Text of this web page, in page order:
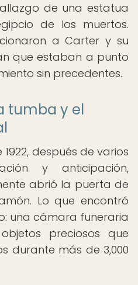
de una estatua
de los muertos.
a Carter y su
que estaban a punto
sin precedentes.
tumba y el
después de varios
y anticipación,
abrió la puerta de
Lo que encontró
una cámara funeraria
preciosos que
durante más de 3,000